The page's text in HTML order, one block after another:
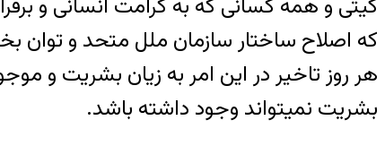
گیتی و همه کسانی که به کرامت انسانی و
که اصلاح ساختار سازمان ملل متحد و توان
هر روز تاخیر در این امر به زیان بشریت و
بشریت نمیتواند وجود داشته باشد.